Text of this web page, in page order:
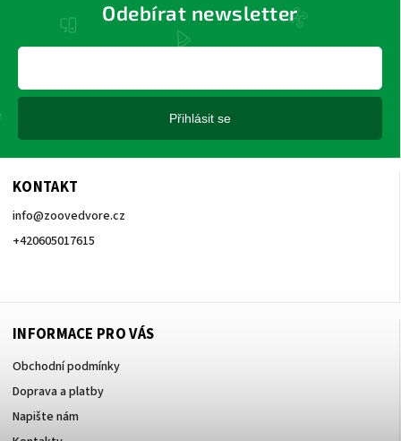
KONTAKT
info@zoovedvore.cz
+420605017615
INFORMACE PRO VÁS
Obchodní podmínky
Doprava a platby
Napište nám
Odebírat newsletter
Přihlásit se